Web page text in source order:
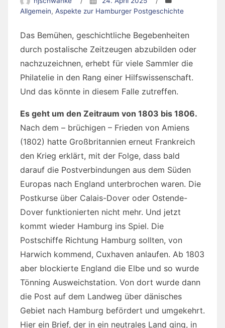
Allgemein, Aspekte zur Hamburger Postgeschichte
Das Bemühen, geschichtliche Begebenheiten
durch postalische Zeitzeugen abzubilden oder
nachzuzeichnen, erhebt für viele Sammler die
Philatelie in den Rang einer Hilfswissenschaft.
Und das könnte in diesem Falle zutreffen.
Es geht um den Zeitraum von 1803 bis 1806.
Nach dem – brüchigen – Frieden von Amiens
(1802) hatte Großbritannien erneut Frankreich
den Krieg erklärt, mit der Folge, dass bald
darauf die Postverbindungen aus dem Süden
Europas nach England unterbrochen waren. Die
Postkurse über Calais-Dover oder Ostende-
Dover funktionierten nicht mehr. Und jetzt
kommt wieder Hamburg ins Spiel. Die
Postschiffe Richtung Hamburg sollten, von
Harwich kommend, Cuxhaven anlaufen. Ab 1803
aber blockierte England die Elbe und so wurde
Tönning Ausweichstation. Von dort wurde dann
die Post auf dem Landweg über dänisches
Gebiet nach Hamburg befördert und umgekehrt.
Hier ein Brief, der in ein neutrales Land ging, in